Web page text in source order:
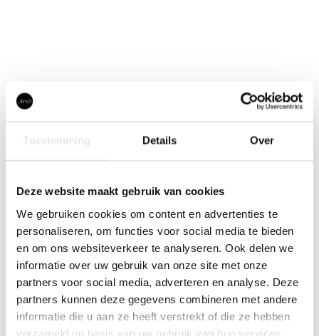
Toestemming Details Over
Deze website maakt gebruik van cookies
We gebruiken cookies om content en advertenties te
personaliseren, om functies voor social media te bieden
en om ons websiteverkeer te analyseren. Ook delen we
informatie over uw gebruik van onze site met onze
partners voor social media, adverteren en analyse. Deze
partners kunnen deze gegevens combineren met andere
informatie die u aan ze heeft verstrekt of die ze hebben
verzameld op basis van uw gebruik van hun services.